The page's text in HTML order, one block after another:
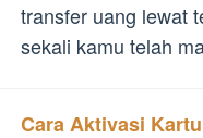
transfer uang lewat
sekali kamu telah
Cara Aktivasi